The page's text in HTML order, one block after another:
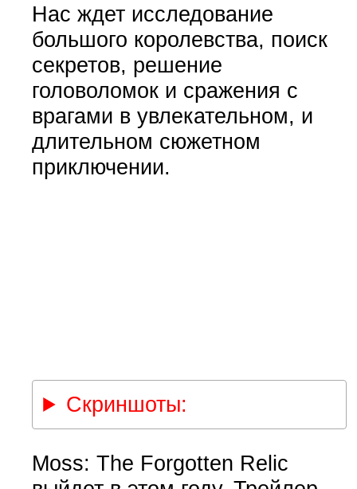
Нас ждет исследование
большого королевства, поиск
секретов, решение
головоломок и сражения с
врагами в увлекательном, и
длительном сюжетном
приключении.
Скриншоты:
Moss: The Forgotten Relic